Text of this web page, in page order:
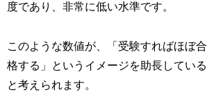
度であり、非常に低い水準です。
このような数値が、「受験すればほぼ合
格する」というイメージを助長している
と考えられます。